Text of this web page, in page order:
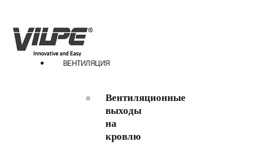
ВЕНТИЛЯЦИЯ
Вентиляционные
выходы
на
кровлю